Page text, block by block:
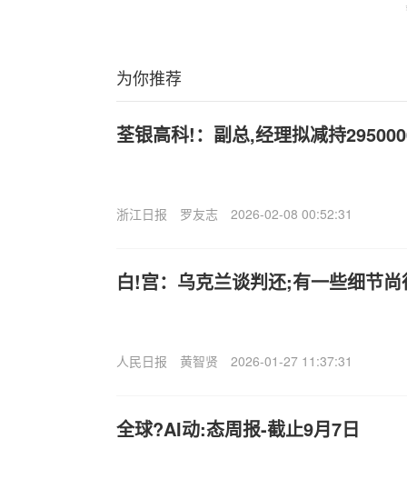
为你推荐
荃银高科!：副总,经理拟减持
浙江日报 罗友志 2026-02-08 00:52:31
白!宫：乌克兰谈判还;有一些细节
人民日报 黄智贤 2026-01-27 11:37:31
全球?AI动:态周报-截止9月7日